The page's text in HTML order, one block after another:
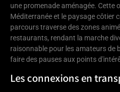
une promenade aménagée. Cette
Méditerranée et le paysage côtier
parcours traverse des zones
restaurants, rendant la marche
raisonnable pour les amateurs de
faire des pauses aux points
Les connexions en